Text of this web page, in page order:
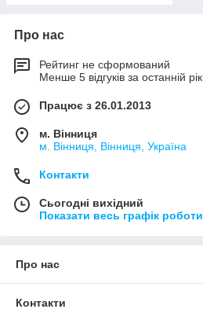
Про нас
Рейтинг не сформований
Менше 5 відгуків за останній рік
Працює з 26.01.2013
м. Вінниця
м. Вінниця, Вінниця, Україна
Контакти
Сьогодні вихідний
Показати весь графік роботи
Про нас
Контакти